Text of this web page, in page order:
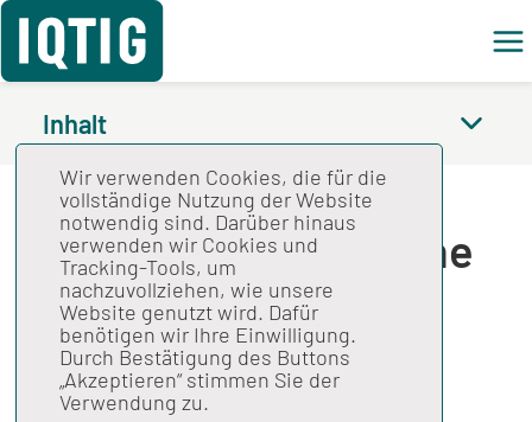
Feed
Inhalt
Spezifikation für die
einrichtungsbezogene
QS-Dokumentation
2026 V02
Gesamtspezifikation
Wir verwenden Cookies, die für die
vollständige Nutzung der Website
notwendig sind. Darüber hinaus
verwenden wir Cookies und
Tracking-Tools, um
nachzuvollziehen, wie unsere
Website genutzt wird. Dafür
benötigen wir Ihre Einwilligung.
Durch Bestätigung des Buttons
„Akzeptieren“ stimmen Sie der
Verwendung zu.